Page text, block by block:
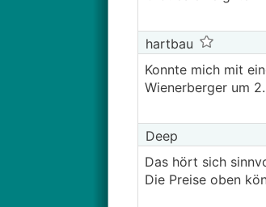
hartbau
Konnte mich mit
Wienerberger um
Deep
Das hört sich
Die Preise oben